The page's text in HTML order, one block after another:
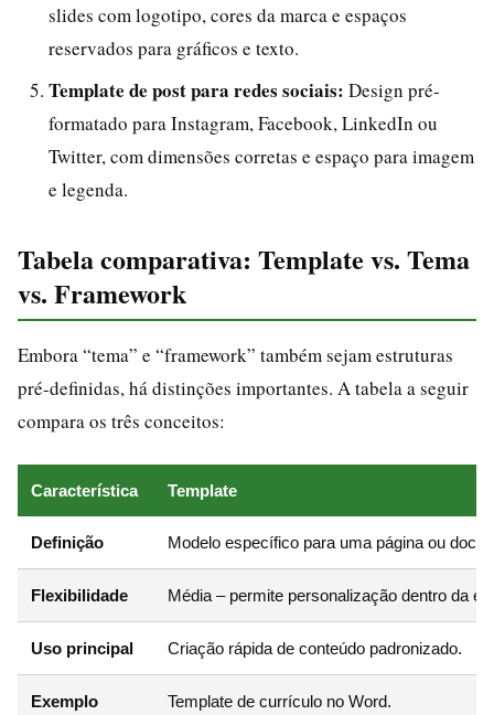
slides com logotipo, cores da marca e espaços
reservados para gráficos e texto.
Template de post para redes sociais: Design pré-
formatado para Instagram, Facebook, LinkedIn ou
Twitter, com dimensões corretas e espaço para imagem
e legenda.
Tabela comparativa: Template vs. Tema
vs. Framework
Embora “tema” e “framework” também sejam estruturas
pré-definidas, há distinções importantes. A tabela a seguir
compara os três conceitos:
Característica Template
Definição Modelo específico para uma página ou
Flexibilidade Média – permite personalização dentro da
Uso principal Criação rápida de conteúdo padronizado.
Exemplo Template de currículo no Word.